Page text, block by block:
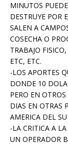
MINUTOS
DESTRUYE POR
SALEN A
COSECHA O
TRABAJO
ETC, ETC.
-LOS APORTES
DONDE 10
PERO EN
DIAS EN OTRAS
AMERICA DEL
-LA CRITICA A
UN OPERADOR